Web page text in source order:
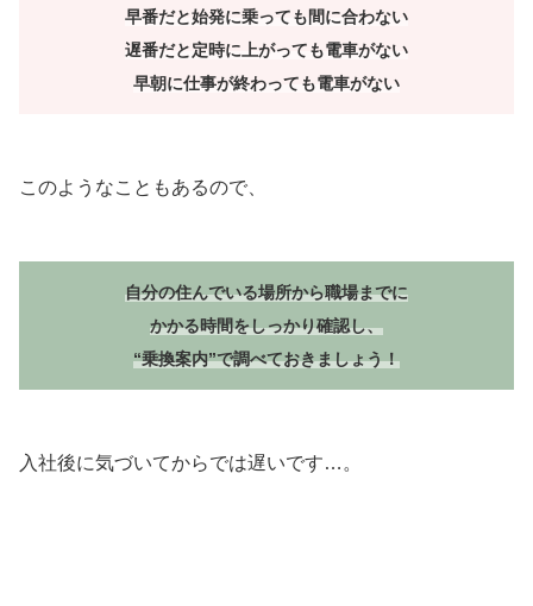
早番だと始発に乗っても間に合わない
遅番だと定時に上がっても電車がない
早朝に仕事が終わっても電車がない
このようなこともあるので、
自分の住んでいる場所から職場までに
かかる時間をしっかり確認し、
“乗換案内”で調べておきましょう！
入社後に気づいてからでは遅いです…。